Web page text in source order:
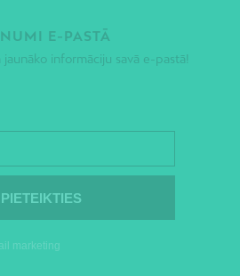
E-PASTĀ
jaunāko informāciju savā e-pastā!